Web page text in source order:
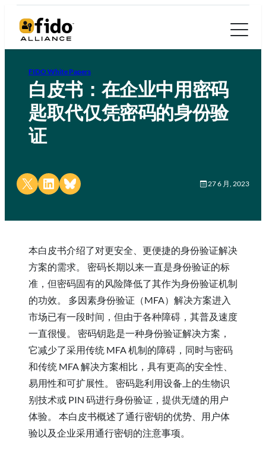
FIDO White Papers
白皮书：在企业中用密码
匙取代仅凭密码的身份验
证
Share on X Share on LinkedIn
Share on Bluesky 27 6 月, 2023
本白皮书介绍了对更安全、更便捷的身份验证解决
方案的需求。 密码长期以来一直是身份验证的标
准，但密码固有的风险降低了其作为身份验证机制
的功效。 多因素身份验证（MFA）解决方案进入
市场已有一段时间，但由于各种障碍，其普及速度
一直很慢。 密码钥匙是一种身份验证解决方案，
它减少了采用传统 MFA 机制的障碍，同时与密码
和传统 MFA 解决方案相比，具有更高的安全性、
易用性和可扩展性。 密码匙利用设备上的生物识
别技术或 PIN 码进行身份验证，提供无缝的用户
体验。 本白皮书概述了通行密钥的优势、用户体
验以及企业采用通行密钥的注意事项。